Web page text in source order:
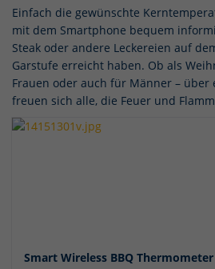
Einfach die gewünschte
mit dem Smartphone bequem
Steak oder andere Leckereien auf
Garstufe erreicht haben. Ob als
Frauen oder auch für Männer – über
freuen sich alle, die Feuer und
Smart Wireless BBQ Thermometer